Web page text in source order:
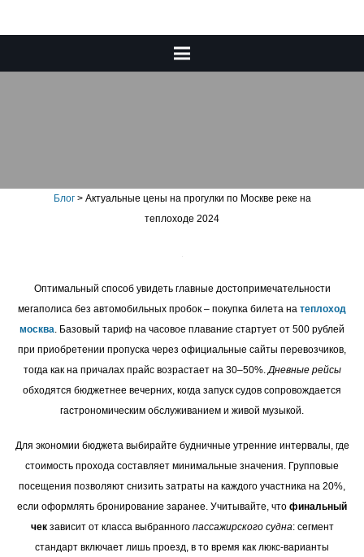
Блог> Актуальные цены на прогулки по Москве реке на
теплоходе 2024
Оптимальный способ увидеть главные достопримечательности
мегаполиса без автомобильных пробок – покупка билета на теплоход
москва. Базовый тариф на часовое плавание стартует от 500 рублей
при приобретении пропуска через официальные сайты перевозчиков,
тогда как на причалах прайс возрастает на 30–50%.Дневные рейсы
обходятся бюджетнее вечерних, когда запуск судов сопровождается
гастрономическим обслуживанием и живой музыкой.
Для экономии бюджета выбирайте будничные утренние интервалы, где
стоимость прохода составляет минимальные значения. Групповые
посещения позволяют снизить затраты на каждого участника на 20%,
если оформлять бронирование заранее. Учитывайте, что финальный
чекзависит от класса выбранного пассажирского судна: сегмент
стандарт включает лишь проезд, в то время как люкс-варианты